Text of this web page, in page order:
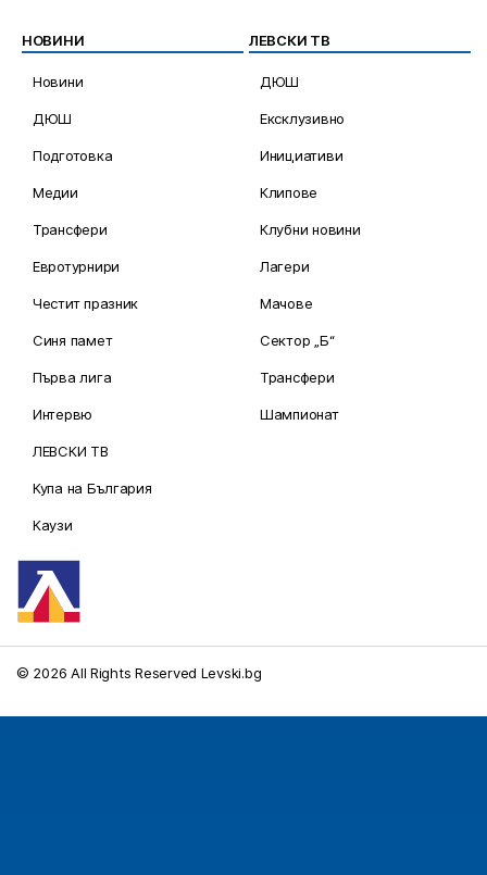
НОВИНИ
Новини
ДЮШ
Подготовка
Медии
Трансфери
Евротурнири
Честит празник
Синя памет
Първа лига
Интервю
ЛЕВСКИ ТВ
Купа на България
Каузи
ЛЕВСКИ ТВ
ДЮШ
Ексклузивно
Инициативи
Клипове
Клубни новини
Лагери
Мачове
Сектор „Б“
Трансфери
Шампионат
© 2026 All Rights Reserved Levski.bg